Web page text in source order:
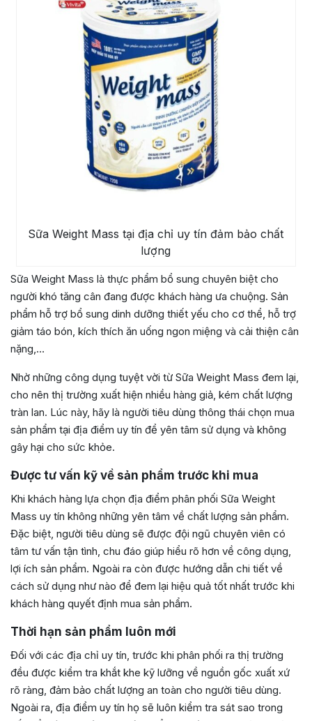
Sữa Weight Mass tại địa chỉ uy tín đảm bảo chất
lượng
Sữa Weight Mass là thực phẩm bổ sung chuyên biệt cho
người khó tăng cân đang được khách hàng ưa chuộng. Sản
phẩm hỗ trợ bổ sung dinh dưỡng thiết yếu cho cơ thể, hỗ trợ
giảm táo bón, kích thích ăn uống ngon miệng và cải thiện cân
nặng,…
Nhờ những công dụng tuyệt vời từ Sữa Weight Mass đem lại,
cho nên thị trường xuất hiện nhiều hàng giả, kém chất lượng
tràn lan. Lúc này, hãy là người tiêu dùng thông thái chọn mua
sản phẩm tại địa điểm uy tín để yên tâm sử dụng và không
gây hại cho sức khỏe.
Được tư vấn kỹ về sản phẩm trước khi mua
Khi khách hàng lựa chọn địa điểm phân phối Sữa Weight
Mass uy tín không những yên tâm về chất lượng sản phẩm.
Đặc biệt, người tiêu dùng sẽ được đội ngũ chuyên viên có
tâm tư vấn tận tình, chu đáo giúp hiểu rõ hơn về công dụng,
lợi ích sản phẩm. Ngoài ra còn được hướng dẫn chi tiết về
cách sử dụng như nào để đem lại hiệu quả tốt nhất trước khi
khách hàng quyết định mua sản phẩm.
Thời hạn sản phẩm luôn mới
Đối với các địa chỉ uy tín, trước khi phân phối ra thị trường
đều được kiểm tra khắt khe kỹ lưỡng về nguồn gốc xuất xứ
rõ ràng, đảm bảo chất lượng an toàn cho người tiêu dùng.
Ngoài ra, địa điểm uy tín họ sẽ luôn kiểm tra sát sao trong